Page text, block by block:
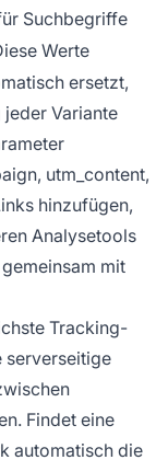
Suchbegriffe
Werte
ersetzt,
jeder Variante
utm_content,
hinzufügen,
Analysetools
mit
Tracking-
serverseitige
Findet eine
automatisch die